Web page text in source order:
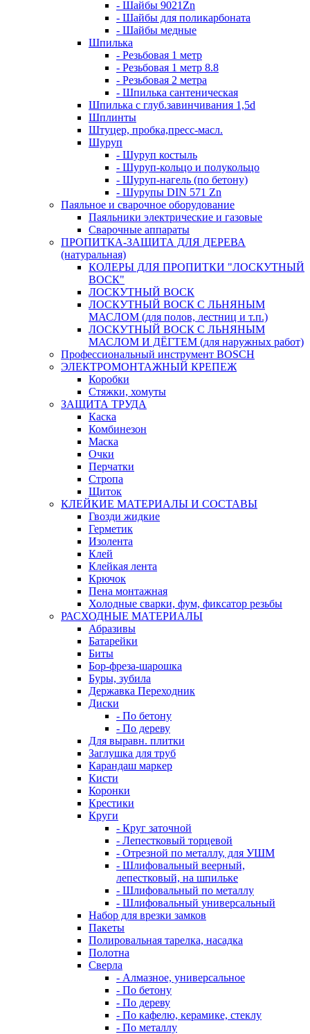
- Шайбы 9021Zn
- Шайбы для поликарбоната
- Шайбы медные
Шпилька
- Резьбовая 1 метр
- Резьбовая 1 метр 8.8
- Резьбовая 2 метра
- Шпилька сантеническая
Шпилька с глуб.завинчивания 1,5d
Шплинты
Штуцер, пробка,пресс-масл.
Шуруп
- Шуруп костыль
- Шуруп-кольцо и полукольцо
- Шуруп-нагель (по бетону)
- Шурупы DIN 571 Zn
Паяльное и сварочное оборудование
Паяльники электрические и газовые
Сварочные аппараты
ПРОПИТКА-ЗАЩИТА ДЛЯ ДЕРЕВА
(натуральная)
КОЛЕРЫ ДЛЯ ПРОПИТКИ "ЛОСКУТНЫЙ
ВОСК"
ЛОСКУТНЫЙ ВОСК
ЛОСКУТНЫЙ ВОСК С ЛЬНЯНЫМ
МАСЛОМ (для полов, лестниц и т.п.)
ЛОСКУТНЫЙ ВОСК С ЛЬНЯНЫМ
МАСЛОМ И ДЁГТЕМ (для наружных работ)
Профессиональный инструмент BOSCH
ЭЛЕКТРОМОНТАЖНЫЙ КРЕПЕЖ
Коробки
Стяжки, хомуты
ЗАЩИТА ТРУДА
Каска
Комбинезон
Маска
Очки
Перчатки
Стропа
Щиток
КЛЕЙКИЕ МАТЕРИАЛЫ И СОСТАВЫ
Гвозди жидкие
Герметик
Изолента
Клей
Клейкая лента
Крючок
Пена монтажная
Холодные сварки, фум, фиксатор резьбы
РАСХОДНЫЕ МАТЕРИАЛЫ
Абразивы
Батарейки
Биты
Бор-фреза-шарошка
Буры, зубила
Державка Переходник
Диски
- По бетону
- По дереву
Для выравн. плитки
Заглушка для труб
Карандаш маркер
Кисти
Коронки
Крестики
Круги
- Круг заточной
- Лепестковый торцевой
- Отрезной по металлу, для УШМ
- Шлифовальный веерный,
лепестковый, на шпильке
- Шлифовальный по металлу
- Шлифовальный универсальный
Набор для врезки замков
Пакеты
Полировальная тарелка, насадка
Полотна
Сверла
- Алмазное, универсальное
- По бетону
- По дереву
- По кафелю, керамике, стеклу
- По металлу